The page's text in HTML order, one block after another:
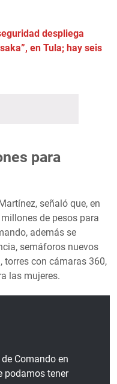
despliega
en Tula; hay seis
para
señaló que, en
de pesos para
además se
semáforos nuevos
con cámaras 360,
las mujeres.
Comando en
podamos tener